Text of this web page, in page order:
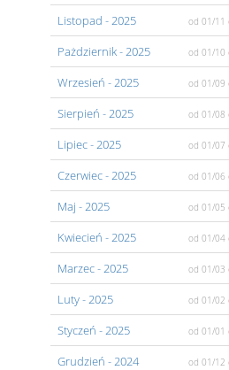
Listopad - 2025 od 01/11
Pażdziernik- 2025 od 01/10
Wrzesień - 2025 od 01/09
Sierpień - 2025 od 01/08
Lipiec- 2025 od 01/07
Czerwiec- 2025 od 01/06
Maj - 2025 od 01/05
Kwiecień - 2025 od 01/04
Marzec- 2025 od 01/03
Luty- 2025 od 01/02
Styczeń - 2025 od 01/01
Grudzień - 2024 od 01/12